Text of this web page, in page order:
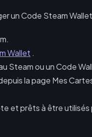
un Code Steam
Wallet .
Steam ou un Code
la page Mes
et prêts à être utilisés